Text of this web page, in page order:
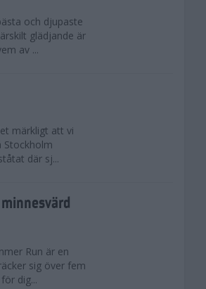
och djupaste
glädjande är
av ...
märkligt att vi
Stockholm
där sj...
Run är en
sig över fem
dig...